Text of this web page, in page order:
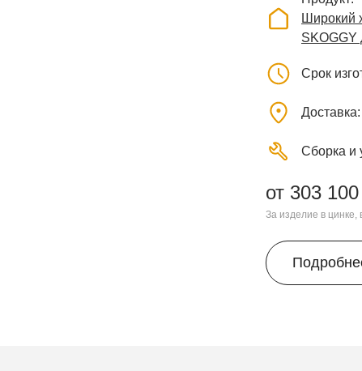
Широкий
SKOGGY
Срок
Доставка
Сборка и
от 303
За изделие в